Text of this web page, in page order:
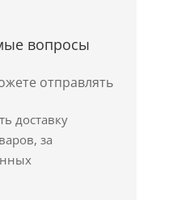
вопросы
отправлять
доставку
за